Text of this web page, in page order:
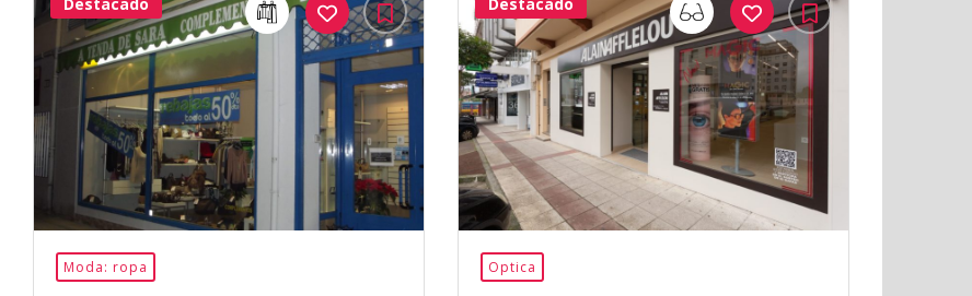
40Me
Gusta
Moda: ropa
33Me
Gusta
Optica